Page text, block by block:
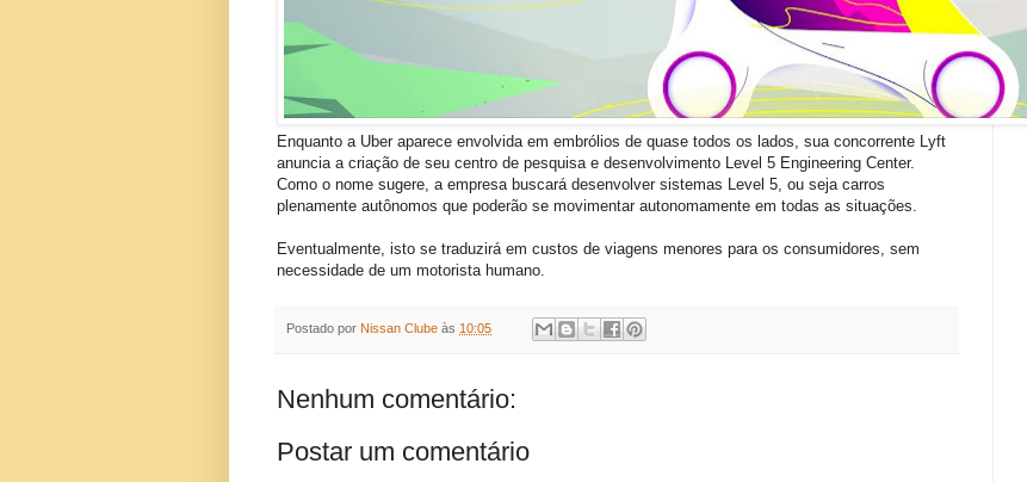
Enquanto a Uber aparece envolvida em embrólios de quase todos os lados, sua concorrente Lyft
anuncia a criação de seu centro de pesquisa e desenvolvimento Level 5 Engineering Center.
Como o nome sugere, a empresa buscará desenvolver sistemas Level 5, ou seja carros
plenamente autônomos que poderão se movimentar autonomamente em todas as situações.
Eventualmente, isto se traduzirá em custos de viagens menores para os consumidores, sem
necessidade de um motorista humano.
Postado por Nissan Clube às 10:05
Nenhum comentário:
Postar um comentário